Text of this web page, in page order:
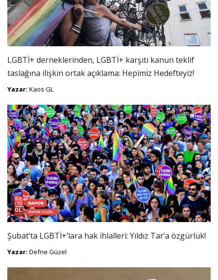
LGBTİ+ derneklerinden, LGBTİ+ karşıtı kanun teklif
taslağına ilişkin ortak açıklama: Hepimiz Hedefteyiz!
Yazar: Kaos GL
Şubat’ta LGBTİ+’lara hak ihlalleri: Yıldız Tar’a özgürlük!
Yazar: Defne Güzel